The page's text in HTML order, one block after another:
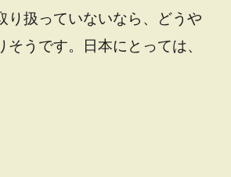
り扱っていないなら、どうや
うです。日本にとっては、